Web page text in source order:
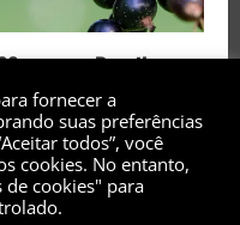
rara no Brasil
fornecer a
suas preferências
todos”, você
cookies. No entanto,
cookies" para